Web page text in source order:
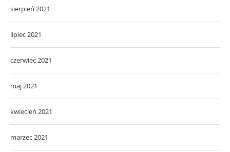
sierpień 2021
lipiec 2021
czerwiec 2021
maj 2021
kwiecień 2021
marzec 2021